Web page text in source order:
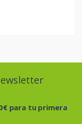
para tu primera